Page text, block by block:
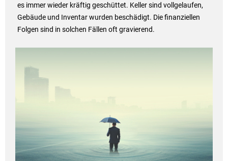
es immer wieder kräftig geschüttet. Keller sind vollgelaufen,
Gebäude und Inventar wurden beschädigt. Die finanziellen
Folgen sind in solchen Fällen oft gravierend.